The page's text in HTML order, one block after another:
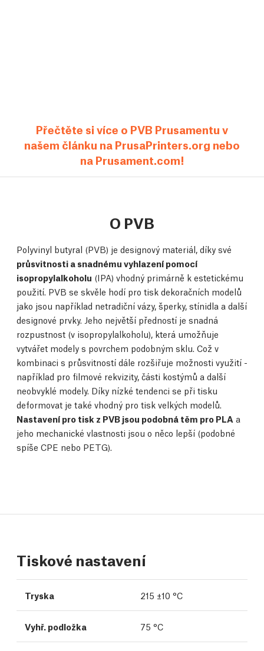
Přečtěte si více o PVB Prusamentu v
našem článku na PrusaPrinters.org nebo
na Prusament.com!
O PVB
Polyvinyl butyral (PVB) je designový materiál, díky své
průsvitnosti a snadnému vyhlazení pomocí
isopropylalkoholu (IPA) vhodný primárně k estetickému
použití. PVB se skvěle hodí pro tisk dekoračních modelů
jako jsou například netradiční vázy, šperky, stínidla a další
designové prvky. Jeho největší předností je snadná
rozpustnost (v isopropylalkoholu), která umožňuje
vytvářet modely s povrchem podobným sklu. Což v
kombinaci s průsvitností dále rozšiřuje možnosti využití -
například pro filmové rekvizity, části kostýmů a další
neobvyklé modely. Díky nízké tendenci se při tisku
deformovat je také vhodný pro tisk velkých modelů.
Nastavení pro tisk z PVB jsou podobná těm pro PLA a
jeho mechanické vlastnosti jsou o něco lepší (podobné
spíše CPE nebo PETG).
Tiskové nastavení
Tryska 215 ±10 °C
Vyhř. podložka 75 °C